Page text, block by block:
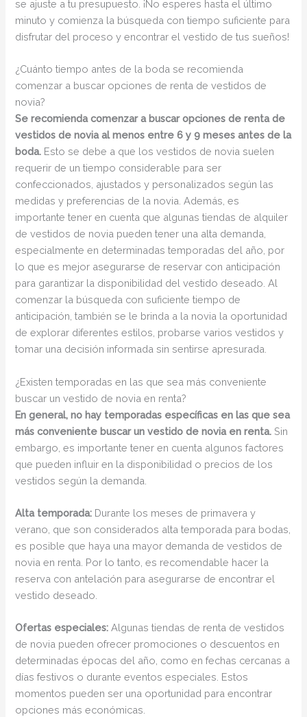
se ajuste a tu presupuesto. ¡No esperes hasta el último
minuto y comienza la búsqueda con tiempo suficiente para
disfrutar del proceso y encontrar el vestido de tus sueños!
¿Cuánto tiempo antes de la boda se recomienda
comenzar a buscar opciones de renta de vestidos de
novia?
Se recomienda comenzar a buscar opciones de renta de
vestidos de novia al menos entre 6 y 9 meses antes de la
boda. Esto se debe a que los vestidos de novia suelen
requerir de un tiempo considerable para ser
confeccionados, ajustados y personalizados según las
medidas y preferencias de la novia. Además, es
importante tener en cuenta que algunas tiendas de alquiler
de vestidos de novia pueden tener una alta demanda,
especialmente en determinadas temporadas del año, por
lo que es mejor asegurarse de reservar con anticipación
para garantizar la disponibilidad del vestido deseado. Al
comenzar la búsqueda con suficiente tiempo de
anticipación, también se le brinda a la novia la oportunidad
de explorar diferentes estilos, probarse varios vestidos y
tomar una decisión informada sin sentirse apresurada.
¿Existen temporadas en las que sea más conveniente
buscar un vestido de novia en renta?
En general, no hay temporadas específicas en las que sea
más conveniente buscar un vestido de novia en renta. Sin
embargo, es importante tener en cuenta algunos factores
que pueden influir en la disponibilidad o precios de los
vestidos según la demanda.
Alta temporada: Durante los meses de primavera y
verano, que son considerados alta temporada para bodas,
es posible que haya una mayor demanda de vestidos de
novia en renta. Por lo tanto, es recomendable hacer la
reserva con antelación para asegurarse de encontrar el
vestido deseado.
Ofertas especiales:Algunas tiendas de renta de vestidos
de novia pueden ofrecer promociones o descuentos en
determinadas épocas del año, como en fechas cercanas a
días festivos o durante eventos especiales. Estos
momentos pueden ser una oportunidad para encontrar
opciones más económicas.